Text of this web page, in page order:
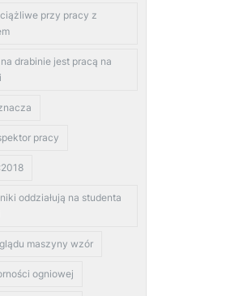
przy pracy z
drabinie jest pracą na
pracy
oddziałują na studenta
maszyny wzór
ogniowej